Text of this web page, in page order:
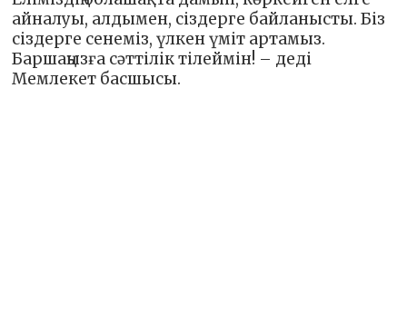
айналуы, алдымен, сіздерге байланысты. Біз
сіздерге сенеміз, үлкен үміт артамыз.
Баршаңызға сәттілік тілеймін! – деді
Мемлекет басшысы.